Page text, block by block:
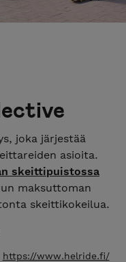
joka järjestää
asioita.
skeittipuistossa
maksuttoman
skeittikokeilua.
löydät kaikki
https://www.helride.fi/